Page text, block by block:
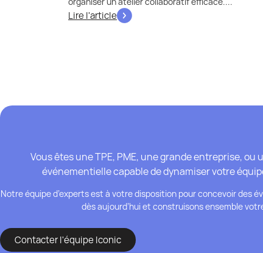
Lire l'article
Vous êtes une TPE, PME, une grande entreprise,
événementielle capable de dynamiser votre
Notre équipe d’experts est à votre disposition pour concevoir des
dès aujourd’hui et construisons ensemble
Contacter l'équipe Iconic